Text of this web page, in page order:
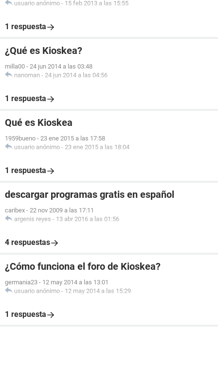
usuario anónimo - 15 feb 2013 a las 15:55
1 respuesta
¿Qué es Kioskea?
milla00 - 24 jun 2014 a las 03:48
nanoman - 24 jun 2014 a las 04:56
1 respuesta
Qué es Kioskea
1959bueno - 23 ene 2015 a las 17:58
usuario anónimo - 23 ene 2015 a las 18:04
1 respuesta
descargar programas gratis en español
caribex - 22 nov 2009 a las 17:11
argenis reyes - 13 abr 2016 a las 01:56
4 respuestas
¿Cómo funciona el foro de Kioskea?
germania23 - 12 may 2014 a las 13:01
usuario anónimo - 12 may 2014 a las 15:29
1 respuesta